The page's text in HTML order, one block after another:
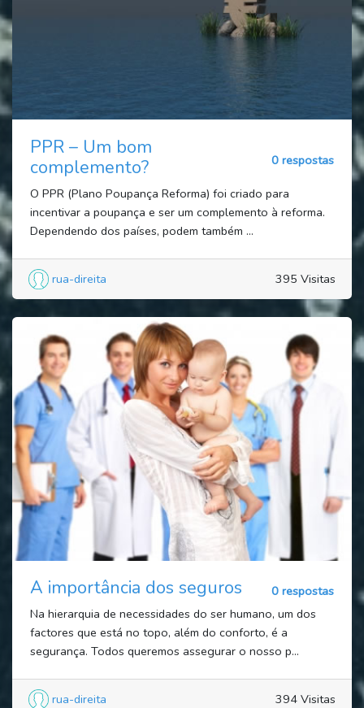
PPR – Um bom
complemento?
0 respostas
O PPR (Plano Poupança Reforma) foi criado para
incentivar a poupança e ser um complemento à reforma.
Dependendo dos países, podem também ...
rua-direita 395 Visitas
A importância dos seguros
0 respostas
Na hierarquia de necessidades do ser humano, um dos
factores que está no topo, além do conforto, é a
segurança. Todos queremos assegurar o nosso p...
rua-direita 394 Visitas